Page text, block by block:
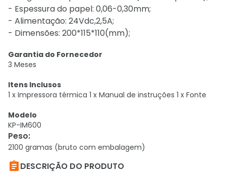
- Espessura do papel: 0,06-0,30mm;
- Alimentação: 24Vdc,2,5A;
- Dimensões: 200*115*110(mm);
Garantia do Fornecedor
3 Meses
Itens Inclusos
1 x Impressora térmica 1 x Manual de instruções 1 x Fonte
Modelo
KP-IM600
Peso:
2100 gramas (bruto com embalagem)
DESCRIÇÃO DO PRODUTO